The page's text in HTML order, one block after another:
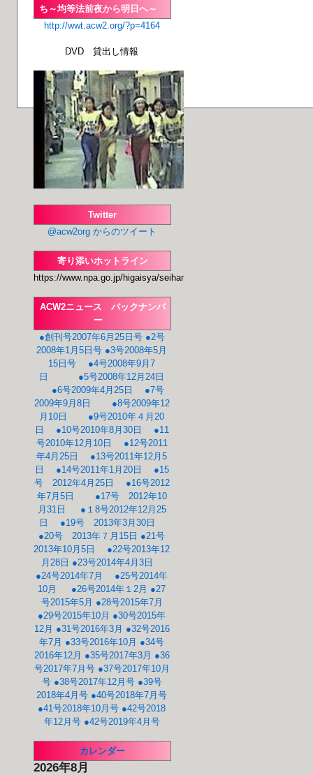
ち～均等法前夜から明日へ～
http://wwt.acw2.org/?p=4164
DVD 貸出し情報
Twitter
@acw2org からのツイート
寄り添いホットライン
https://www.npa.go.jp/higaisya/seihanzai/
ACW2ニュース バックナンバ
ー
●創刊号2007年6月25日号 ●2号
2008年1月5日号 ●3号2008年5月
15日号
●4号2008年9月7
日
●5号2008年12月24日
●6号2009年4月25日
●7号
2009年9月8日
●8号2009年12
月10日
●9号2010年４月20
日
●10号2010年8月30日
●11
号2010年12月10日
●12号2011
年4月25日
●13号2011年12月5
日
●14号2011年1月20日
●15
号 2012年4月25日
●16号2012
年7月5日
●17号 2012年10
月31日
●１8号2012年12月25
日
●19号 2013年3月30日
●20号 2013年７月15日 ●21号
2013年10月5日
●22号2013年12
月28日 ●23号2014年4月3日
●24号2014年7月
●25号2014年
10月
●26号2014年１2月 ●27
号2015年5月 ●28号2015年7月
●29号2015年10月 ●30号2015年
12月 ●31号2016年3月 ●32号2016
年7月 ●33号2016年10月 ●34号
2016年12月 ●35号2017年3月 ●36
号2017年7月号 ●37号2017年10月
号 ●38号2017年12月号 ●39号
2018年4月号 ●40号2018年7月号
●41号2018年10月号 ●42号2018
年12月号 ●42号2019年4月号
カレンダー
2026年8月